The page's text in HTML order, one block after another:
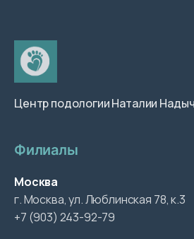
Центр подологии Наталии Надыч
Филиалы
Москва
г. Москва, ул. Люблинская 78, к.3
+7 (903) 243-92-79